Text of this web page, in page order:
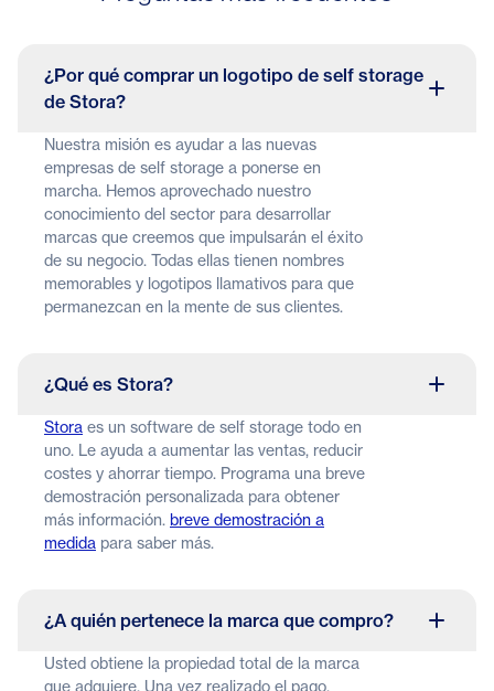
¿Por qué comprar un logotipo de self storage
de Stora?
Nuestra misión es ayudar a las nuevas
empresas de self storage a ponerse en
marcha. Hemos aprovechado nuestro
conocimiento del sector para desarrollar
marcas que creemos que impulsarán el éxito
de su negocio. Todas ellas tienen nombres
memorables y logotipos llamativos para que
permanezcan en la mente de sus clientes.
¿Qué es Stora?
Stora es un software de self storage todo en
uno. Le ayuda a aumentar las ventas, reducir
costes y ahorrar tiempo. Programa una breve
demostración personalizada para obtener
más información. breve demostración a
medida para saber más.
¿A quién pertenece la marca que compro?
Usted obtiene la propiedad total de la marca
que adquiere. Una vez realizado el pago,